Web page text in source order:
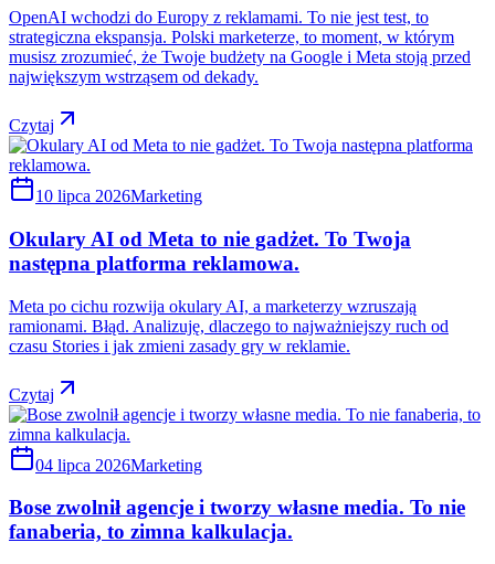
OpenAI wchodzi do Europy z reklamami. To nie jest test, to
strategiczna ekspansja. Polski marketerze, to moment, w którym
musisz zrozumieć, że Twoje budżety na Google i Meta stoją przed
największym wstrząsem od dekady.
Czytaj
10 lipca 2026Marketing
Okulary AI od Meta to nie gadżet. To Twoja
następna platforma reklamowa.
Meta po cichu rozwija okulary AI, a marketerzy wzruszają
ramionami. Błąd. Analizuję, dlaczego to najważniejszy ruch od
czasu Stories i jak zmieni zasady gry w reklamie.
Czytaj
04 lipca 2026Marketing
Bose zwolnił agencje i tworzy własne media. To nie
fanaberia, to zimna kalkulacja.